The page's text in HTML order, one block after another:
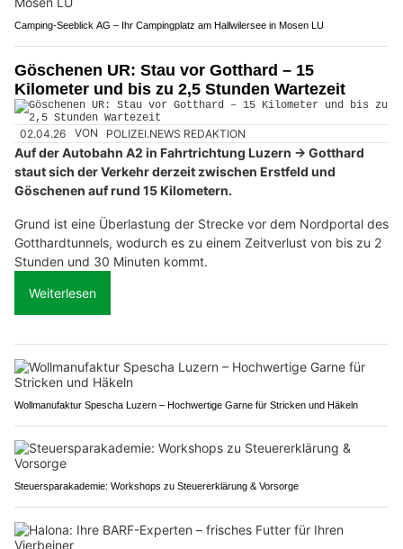
Camping-Seeblick AG – Ihr Campingplatz am Hallwilersee in Mosen LU
Göschenen UR: Stau vor Gotthard – 15
Kilometer und bis zu 2,5 Stunden Wartezeit
02.04.26 VON POLIZEI.NEWS REDAKTION
Auf der Autobahn A2 in Fahrtrichtung Luzern → Gotthard
staut sich der Verkehr derzeit zwischen Erstfeld und
Göschenen auf rund 15 Kilometern.
Grund ist eine Überlastung der Strecke vor dem Nordportal des
Gotthardtunnels, wodurch es zu einem Zeitverlust von bis zu 2
Stunden und 30 Minuten kommt.
Weiterlesen
Wollmanufaktur Spescha Luzern – Hochwertige Garne für Stricken und Häkeln
Steuersparakademie: Workshops zu Steuererklärung & Vorsorge